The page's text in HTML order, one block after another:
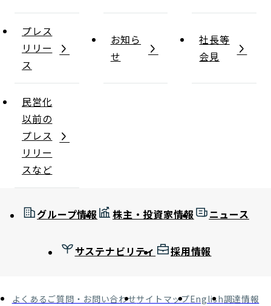
プレス
リリー
ス
お知ら
せ
社長等
会見
民営化
以前の
プレス
リリー
スなど
グループ情報 株主・投資家情報 ニュース
サステナビリティ 採用情報
よくあるご質問・お問い合わせサイトマップEnglish調達情報